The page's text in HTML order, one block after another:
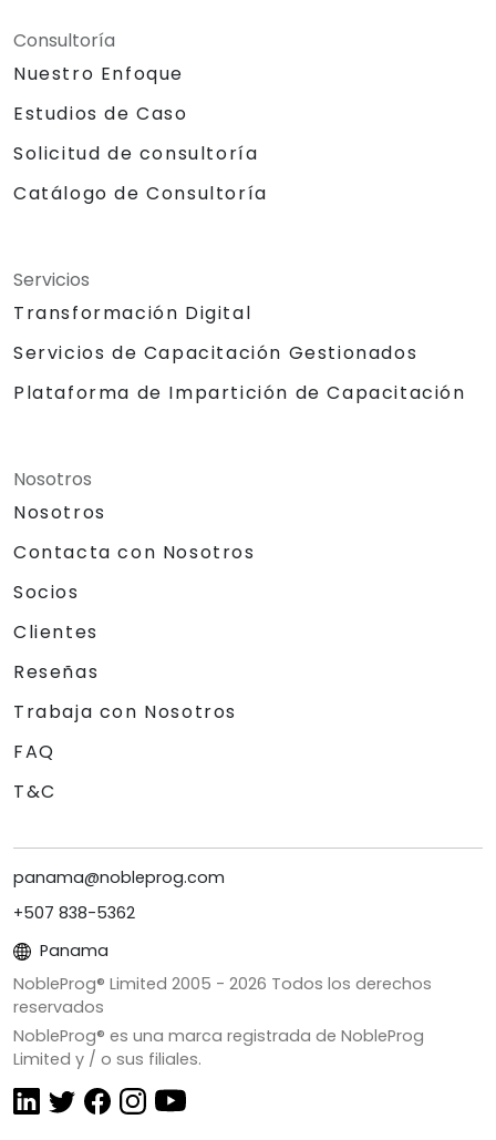
Consultoría
Nuestro Enfoque
Estudios de Caso
Solicitud de consultoría
Catálogo de Consultoría
Servicios
Transformación Digital
Servicios de Capacitación Gestionados
Plataforma de Impartición de Capacitación
Nosotros
Nosotros
Contacta con Nosotros
Socios
Clientes
Reseñas
Trabaja con Nosotros
FAQ
T&C
panama@nobleprog.com
+507 838-5362
Panama
NobleProg® Limited 2005 - 2026 Todos los derechos
reservados
NobleProg® es una marca registrada de NobleProg
Limited y / o sus filiales.